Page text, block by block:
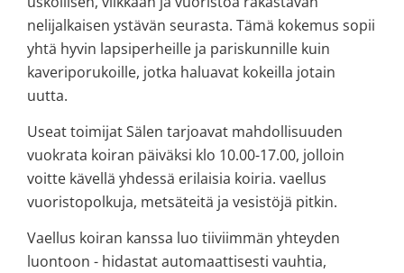
nelijalkaisen ystävän seurasta. Tämä kokemus sopii
yhtä hyvin lapsiperheille ja pariskunnille kuin
kaveriporukoille, jotka haluavat kokeilla jotain
uutta.
Useat toimijat Sälen tarjoavat mahdollisuuden
vuokrata koiran päiväksi klo 10.00-17.00, jolloin
voitte kävellä yhdessä erilaisia koiria. vaellus
vuoristopolkuja, metsäteitä ja vesistöjä pitkin.
Vaellus koiran kanssa luo tiiviimmän yhteyden
luontoon - hidastat automaattisesti vauhtia,